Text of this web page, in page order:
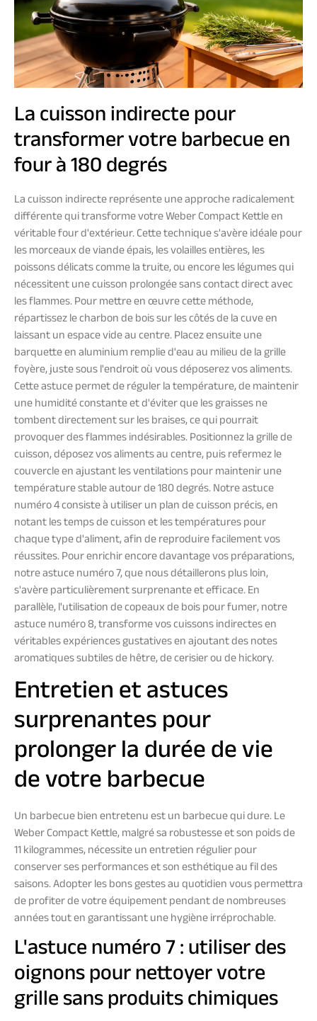
La cuisson indirecte pour
transformer votre barbecue en
four à 180 degrés
La cuisson indirecte représente une approche radicalement
différente qui transforme votre Weber Compact Kettle en
véritable four d'extérieur. Cette technique s'avère idéale pour
les morceaux de viande épais, les volailles entières, les
poissons délicats comme la truite, ou encore les légumes qui
nécessitent une cuisson prolongée sans contact direct avec
les flammes. Pour mettre en œuvre cette méthode,
répartissez le charbon de bois sur les côtés de la cuve en
laissant un espace vide au centre. Placez ensuite une
barquette en aluminium remplie d'eau au milieu de la grille
foyère, juste sous l'endroit où vous déposerez vos aliments.
Cette astuce permet de réguler la température, de maintenir
une humidité constante et d'éviter que les graisses ne
tombent directement sur les braises, ce qui pourrait
provoquer des flammes indésirables. Positionnez la grille de
cuisson, déposez vos aliments au centre, puis refermez le
couvercle en ajustant les ventilations pour maintenir une
température stable autour de 180 degrés. Notre astuce
numéro 4 consiste à utiliser un plan de cuisson précis, en
notant les temps de cuisson et les températures pour
chaque type d'aliment, afin de reproduire facilement vos
réussites. Pour enrichir encore davantage vos préparations,
notre astuce numéro 7, que nous détaillerons plus loin,
s'avère particulièrement surprenante et efficace. En
parallèle, l'utilisation de copeaux de bois pour fumer, notre
astuce numéro 8, transforme vos cuissons indirectes en
véritables expériences gustatives en ajoutant des notes
aromatiques subtiles de hêtre, de cerisier ou de hickory.
Entretien et astuces
surprenantes pour
prolonger la durée de vie
de votre barbecue
Un barbecue bien entretenu est un barbecue qui dure. Le
Weber Compact Kettle, malgré sa robustesse et son poids de
11 kilogrammes, nécessite un entretien régulier pour
conserver ses performances et son esthétique au fil des
saisons. Adopter les bons gestes au quotidien vous permettra
de profiter de votre équipement pendant de nombreuses
années tout en garantissant une hygiène irréprochable.
L'astuce numéro 7 : utiliser des
oignons pour nettoyer votre
grille sans produits chimiques